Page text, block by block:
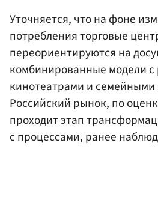
Уточняется, что на фоне
потребления торговые
переориентируются на
комбинированные модели с
кинотеатрами и семейными
Российский рынок, по
проходит этап
с процессами, ранее